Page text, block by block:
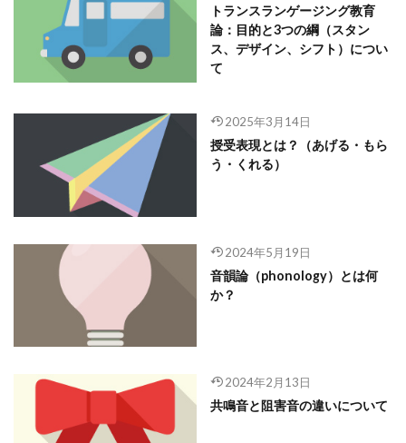
トランスランゲージング教育
論：目的と3つの綱（スタン
ス、デザイン、シフト）につい
て
2025年3月14日
授受表現とは？（あげる・もら
う・くれる）
2024年5月19日
音韻論（phonology）とは何
か？
2024年2月13日
共鳴音と阻害音の違いについて